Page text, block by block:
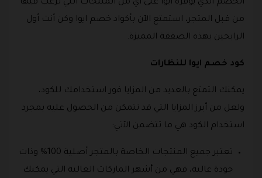
الخصم الذي يوفره ايوا على أي من المنتجات التي ترغب فيها
من قبل المتجر، استمتع الآن بأكواد خصم ايوا وكن أنت أول
الرابحين بهذه الصفقة المميزة.
كود خصم ايوا للنظارات
يمكنك التمتع بالعديد من المزايا فور استخدامك للكود،
ولعل من أبرز المزايا التي قد تتمكن من الحصول عليه بمجرد
استخدام الكود هي ما تتضمن الآتي:
تعتبر جميع المنتجات الخاصة بالمتجر أصلية 100% وذات
جودة عالية، فهي من أشهر الماركات العالية التي يمكنك